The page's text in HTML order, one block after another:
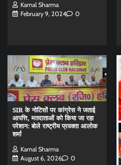
Kamal Sharma
February 9, 2024
0
SIR के नोटिसों पर कांग्रेस ने जताई
आपत्ति, मतदाताओं को किया जा रहा
परेशान: बोले राष्ट्रीय प्रवक्ता आलोक
शर्मा
Kamal Sharma
August 6, 2026
0